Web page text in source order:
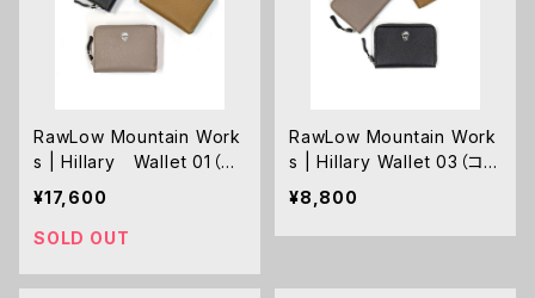
RawLow Mountain Work
s | Hillary Wallet 01（三
つ折り札入）
¥17,600
SOLD OUT
RawLow Mountain Work
s | Hillary Wallet 03（コイ
ンケース）
¥8,800